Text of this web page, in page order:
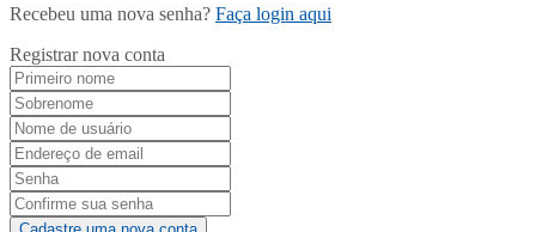
Recebeu uma nova senha? Faça login aqui
Registrar nova conta